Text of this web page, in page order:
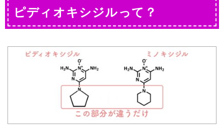
ピディオキシジルって？